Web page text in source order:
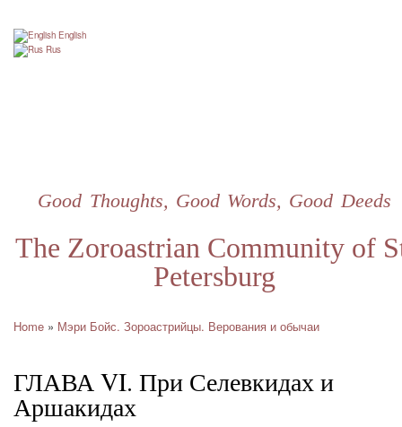
The Zoroastrian Community of
Petersburg
Good Thoughts, Good Words, Good Deeds
English
Rus
Home Мэри Бойс. Зороастрийцы. Верования и обычаи
ГЛАВА VI. При Селевкидах и
Аршакидах